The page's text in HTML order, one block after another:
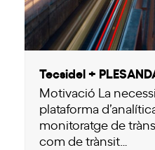
Tecsidel +
Motivació La
plataforma
monitoratge de
com de trànsit…